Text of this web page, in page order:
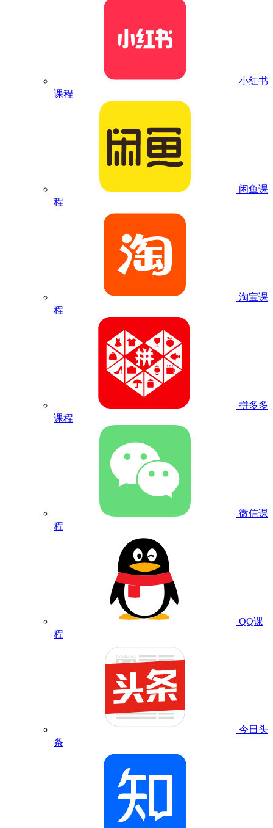
小红书
课程
闲鱼课
程
淘宝课
程
拼多多
课程
微信课
程
QQ课
程
今日头
条